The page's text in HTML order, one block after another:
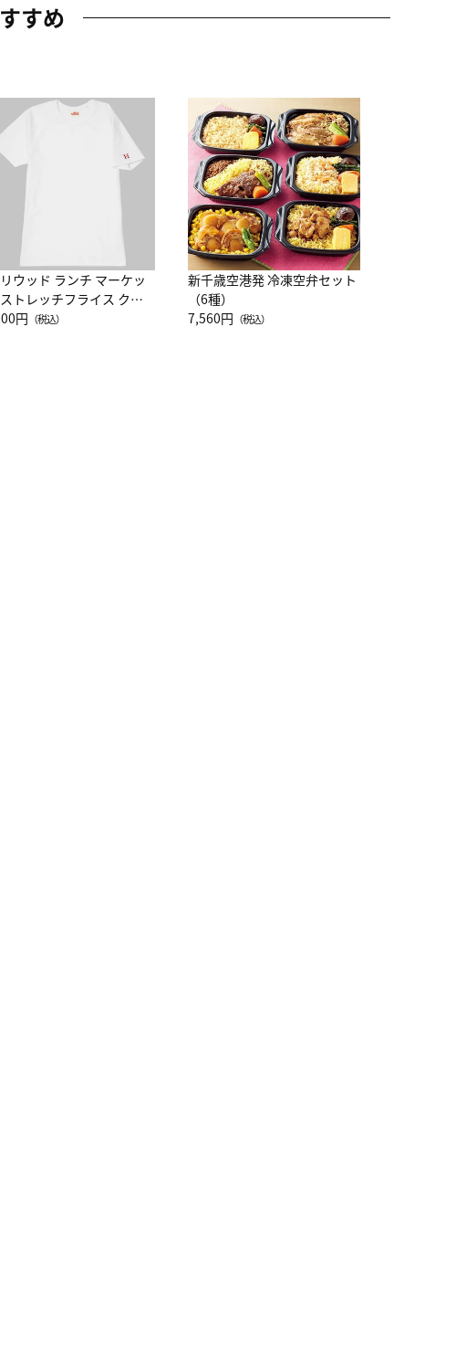
すめ
ウッド ランチ マーケッ
トレッチフライス クル
ック別注半袖Ｔシャツ
円 （税込）
新千歳空港発 冷凍空弁セット
（6種）
7,560円 （税込）